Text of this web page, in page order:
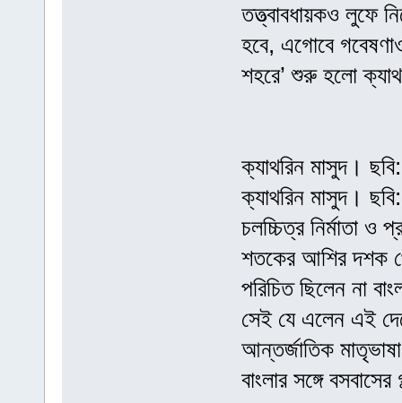
তত্ত্বাবধায়কও লুফে
হবে, এগোবে
শহরে’ শুরু হলো
ক্যাথরিন মাসুদ।
ক্যাথরিন মাসুদ।
চলচ্চিত্র নির্মাতা ও
শতকের আশির দশক
পরিচিত ছিলেন না
সেই যে এলেন এই
আন্তর্জাতিক
বাংলার সঙ্গে